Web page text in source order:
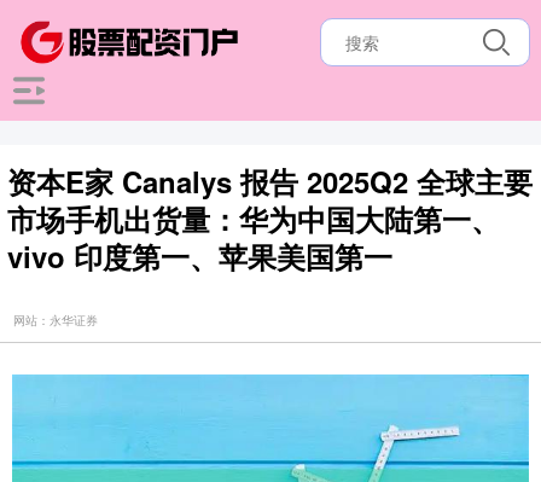
资本E家 Canalys 报告 2025Q2 全球主要
市场手机出货量：华为中国大陆第一、
vivo 印度第一、苹果美国第一
网站：永华证券